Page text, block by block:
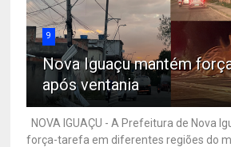
9
Nova Iguaçu mantém
após ventania
NOVA IGUAÇU - A Prefeitura de Nova
força-tarefa em diferentes regiões do